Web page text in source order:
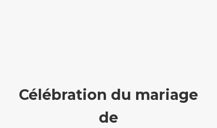
Célébration du mariage
de